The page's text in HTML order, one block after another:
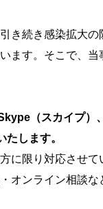
き続き感染拡大の
ます。そこで、当
（スカイプ）、
します。
に限り対応させて
オンライン相談な